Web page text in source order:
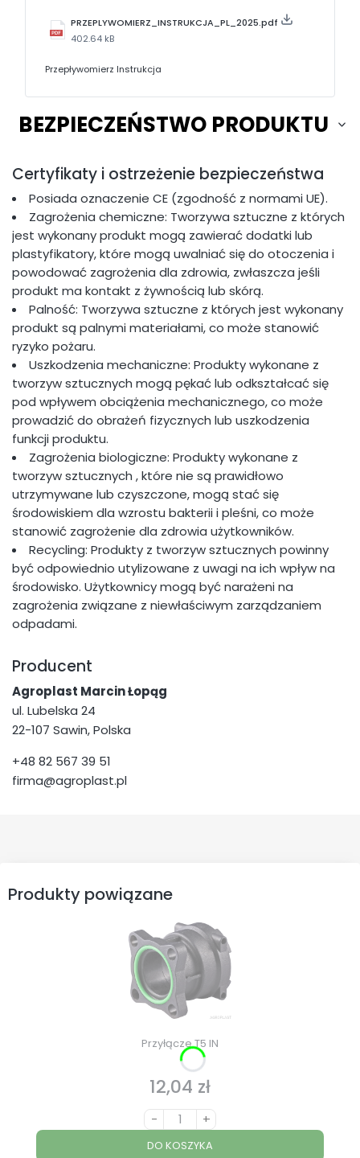
PRZEPLYWOMIERZ_INSTRUKCJA_PL_2025.pdf
402.64 kB
Przepływomierz Instrukcja
BEZPIECZEŃSTWO PRODUKTU
Certyfikaty i ostrzeżenie bezpieczeństwa
Posiada oznaczenie CE (zgodność z normami UE).
Zagrożenia chemiczne: Tworzywa sztuczne z których
jest wykonany produkt mogą zawierać dodatki lub
plastyfikatory, które mogą uwalniać się do otoczenia i
powodować zagrożenia dla zdrowia, zwłaszcza jeśli
produkt ma kontakt z żywnością lub skórą.
Palność: Tworzywa sztuczne z których jest wykonany
produkt są palnymi materiałami, co może stanowić
ryzyko pożaru.
Uszkodzenia mechaniczne: Produkty wykonane z
tworzyw sztucznych mogą pękać lub odkształcać się
pod wpływem obciążenia mechanicznego, co może
prowadzić do obrażeń fizycznych lub uszkodzenia
funkcji produktu.
Zagrożenia biologiczne: Produkty wykonane z
tworzyw sztucznych , które nie są prawidłowo
utrzymywane lub czyszczone, mogą stać się
środowiskiem dla wzrostu bakterii i pleśni, co może
stanowić zagrożenie dla zdrowia użytkowników.
Recycling: Produkty z tworzyw sztucznych powinny
być odpowiednio utylizowane z uwagi na ich wpływ na
środowisko. Użytkownicy mogą być narażeni na
zagrożenia związane z niewłaściwym zarządzaniem
odpadami.
Producent
Agroplast Marcin Łopąg
ul. Lubelska 24
22-107 Sawin, Polska
+48 82 567 39 51
firma@agroplast.pl
Produkty powiązane
Przyłącze T5 IN
Cena
12,04 zł
- +
DO KOSZYKA